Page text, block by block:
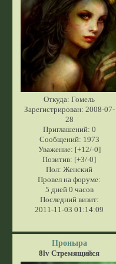
Откуда: Гомель
Зарегистрирован: 2008-07-
28
Приглашений: 0
Сообщений: 1973
Уважение: [+12/-0]
Позитив: [+3/-0]
Пол: Женский
Провел на форуме:
5 дней 0 часов
Последний визит:
2011-11-03 01:14:09
Проныра
8lv Стремящийся